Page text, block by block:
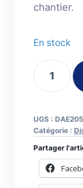
chantier.
En stock
à
ébarber
Pferd
Ø
UGS :
Catégorie :
Partager